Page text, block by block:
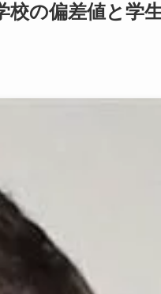
校の偏差値と学